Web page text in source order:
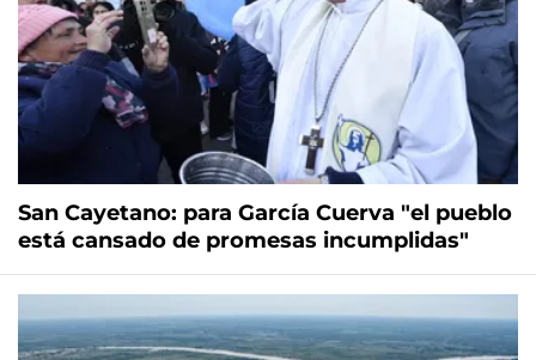
San Cayetano: para García Cuerva "el pueblo
está cansado de promesas incumplidas"